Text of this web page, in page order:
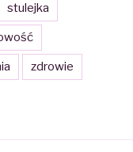
stulejka
zdrowie